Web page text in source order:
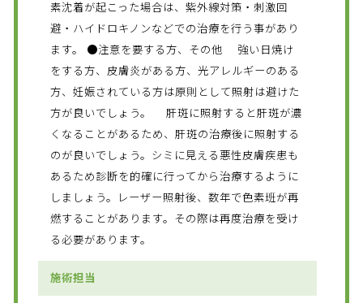
素沈着が起こった場合は、紫外線対策・刺激回
避・ハイドロキノンなどでの治療を行う事があり
ます。 ●注意を要する方、その他 強い日焼け
をする方、皮膚炎がある方、光アレルギーのある
方、妊娠されている方は原則として照射は避けた
方が良いでしょう。 肝斑に照射すると肝斑が濃
くなることがあるため、肝斑の治療後に照射する
のが良いでしょう。シミに見える悪性皮膚疾患も
あるため診断を的確に行ってから治療するように
しましょう。レーザー照射後、数年で色素班が再
燃することがあります。その際は再度治療を受け
る必要があります。
施術担当